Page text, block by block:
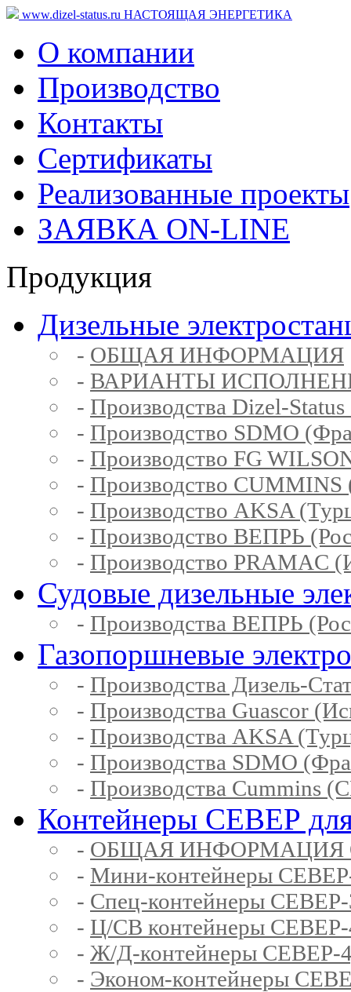
www.dizel-status.ru НАСТОЯЩАЯ ЭНЕРГЕТИКА
О компании
Производство
Контакты
Сертификаты
Реализованные проекты
ЗАЯВКА ON-LINE
Продукция
Дизельные
- ОБЩАЯ ИНФОРМАЦИЯ
- ВАРИАНТЫ
- Производства Dizel-
- Производство SDMO
- Производство FG
- Производство CUMMINS
- Производство AKSA
- Производство ВЕПРЬ
- Производство PRAMAC
Судовые дизельные
- Производства ВЕПРЬ
Газопоршневые
- Производства Дизель-
- Производства Guascor
- Производства AKSA
- Производства SDMO
- Производства Cummins
Контейнеры СЕВЕР для
- ОБЩАЯ ИНФОРМАЦИЯ
- Мини-контейнеры
- Спец-контейнеры
- Ц/СВ контейнеры
- Ж/Д-контейнеры
- Эконом-контейнеры